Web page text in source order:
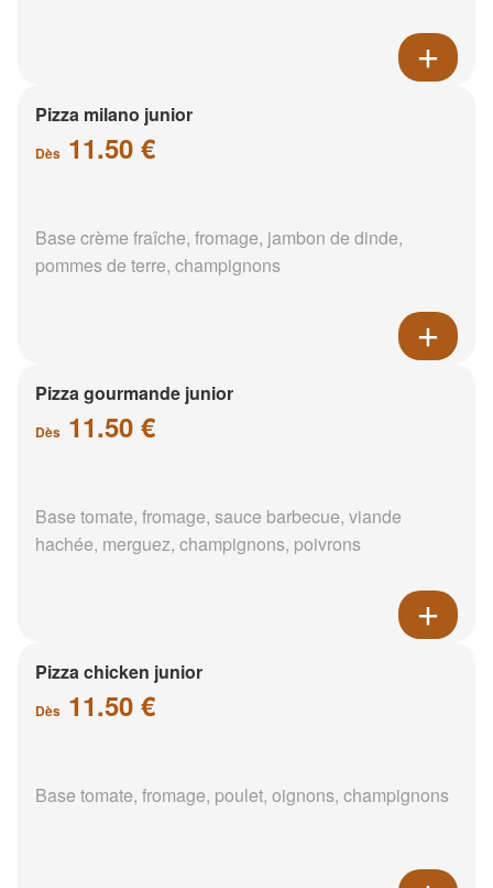
Pizza milano junior
Dès 11.50 €
Base crème fraîche, fromage, jambon de dinde,
pommes de terre, champignons
Pizza gourmande junior
Dès 11.50 €
Base tomate, fromage, sauce barbecue, viande
hachée, merguez, champignons, poivrons
Pizza chicken junior
Dès 11.50 €
Base tomate, fromage, poulet, oignons, champignons